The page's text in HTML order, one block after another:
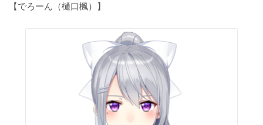
【でろーん（樋口楓）】